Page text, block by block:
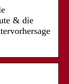
& die